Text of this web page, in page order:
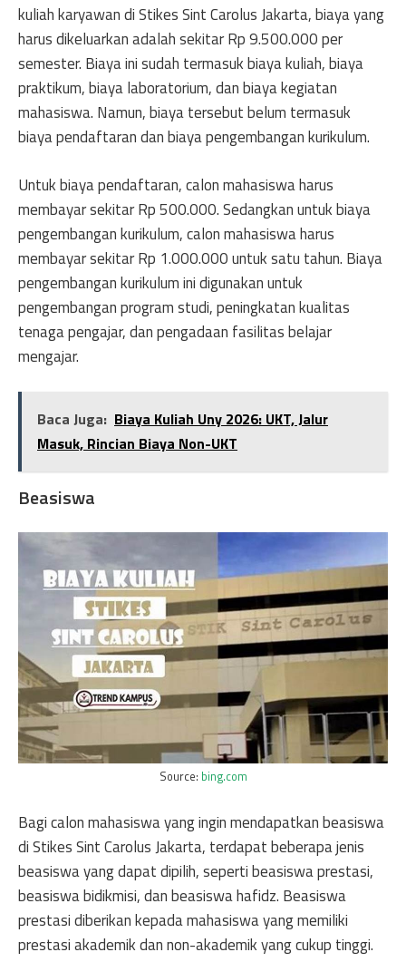
kuliah karyawan di Stikes Sint Carolus Jakarta, biaya yang
harus dikeluarkan adalah sekitar Rp 9.500.000 per
semester. Biaya ini sudah termasuk biaya kuliah, biaya
praktikum, biaya laboratorium, dan biaya kegiatan
mahasiswa. Namun, biaya tersebut belum termasuk
biaya pendaftaran dan biaya pengembangan kurikulum.
Untuk biaya pendaftaran, calon mahasiswa harus
membayar sekitar Rp 500.000. Sedangkan untuk biaya
pengembangan kurikulum, calon mahasiswa harus
membayar sekitar Rp 1.000.000 untuk satu tahun. Biaya
pengembangan kurikulum ini digunakan untuk
pengembangan program studi, peningkatan kualitas
tenaga pengajar, dan pengadaan fasilitas belajar
mengajar.
Baca Juga: Biaya Kuliah Uny 2026: UKT, Jalur
Masuk, Rincian Biaya Non-UKT
Beasiswa
Source: bing.com
Bagi calon mahasiswa yang ingin mendapatkan beasiswa
di Stikes Sint Carolus Jakarta, terdapat beberapa jenis
beasiswa yang dapat dipilih, seperti beasiswa prestasi,
beasiswa bidikmisi, dan beasiswa hafidz. Beasiswa
prestasi diberikan kepada mahasiswa yang memiliki
prestasi akademik dan non-akademik yang cukup tinggi.